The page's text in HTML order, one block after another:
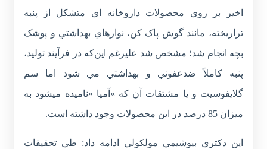
اخير بر روي محصولات داروخانه اي متشکل از پنبه
تراريخته، مانند گوش پاک کن، نوارهاي بهداشتي و پوشک
بچه انجام شد؛ مشخص شد عليرغم اين‌که در فرآيند توليد،
پنبه کاملاً ضدعفوني و بهداشتي مي شود اما سم
گلايفوسيت و يا مشتقات آن که »آمپا «ناميده ميشود به
ميزان 85 درصد در اين محصولات وجود داشته است.
اين دکتري بيوشيمي مولکولي ادامه داد: طي تحقيقات